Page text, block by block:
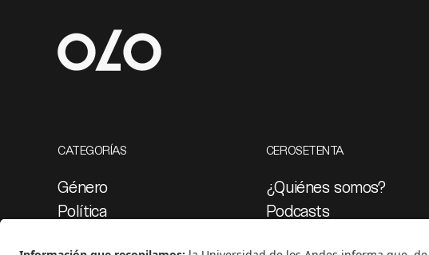
CATEGORÍAS
Género
Política
CEROSETENTA
¿Quiénes somos?
Podcasts